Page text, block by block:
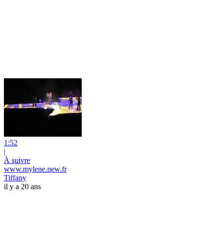
1:52
|
À suivre
www.mylene.new.fr
Tiffany
il y a 20 ans